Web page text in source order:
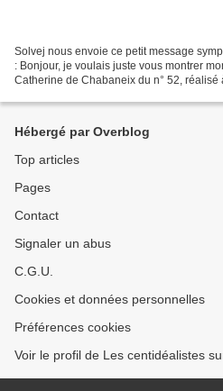
Solvej nous envoie ce petit message
: Bonjour, je voulais juste vous montrer
Catherine de Chabaneix du n° 52,
Hébergé par Overblog
Top articles
Pages
Contact
Signaler un abus
C.G.U.
Cookies et données personnelles
Préférences cookies
Voir le profil de Les centidéalistes